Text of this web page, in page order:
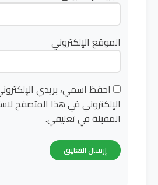
الموقع الإلكتروني
احفظ اسمي، بريدي
الإلكتروني في هذا المتصفح
المقبلة في تعليقي.